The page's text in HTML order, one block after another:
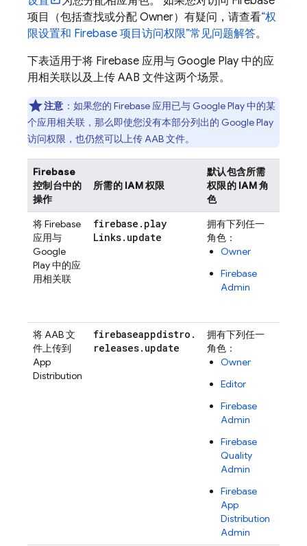
项目（包括查找或分配 Owner）有疑问，请查看“权
限设置和 Firebase 项目访问权限”常见问题解答。
下表适用于将 Firebase 应用与 Google Play 中的应
用相关联以及上传 AAB 文件这两个场景。
注意 ：如果您的 Firebase 应用已与 Google Play中的某
个应用相关联，那么即使您没有本部分列出的 Google Play
访问权限 ，也仍然可以上传 AAB 文件。
Firebase
控制台中的
操作
所需的 IAM 权限
默认包含所需
权限的 IAM 角
色
将 Firebase
应用与
Google
Play中的应
用相关联
firebase . play
Links. update
拥有下列任一
角色：
Owner
Firebase
Admin
将 AAB 文
件上传到
App
Distribution
firebaseappdistro .
releases. update
拥有下列任一
角色：
Owner
Editor
Firebase
Admin
Firebase
Quality
Admin
Firebase
App
Distribution
Admin